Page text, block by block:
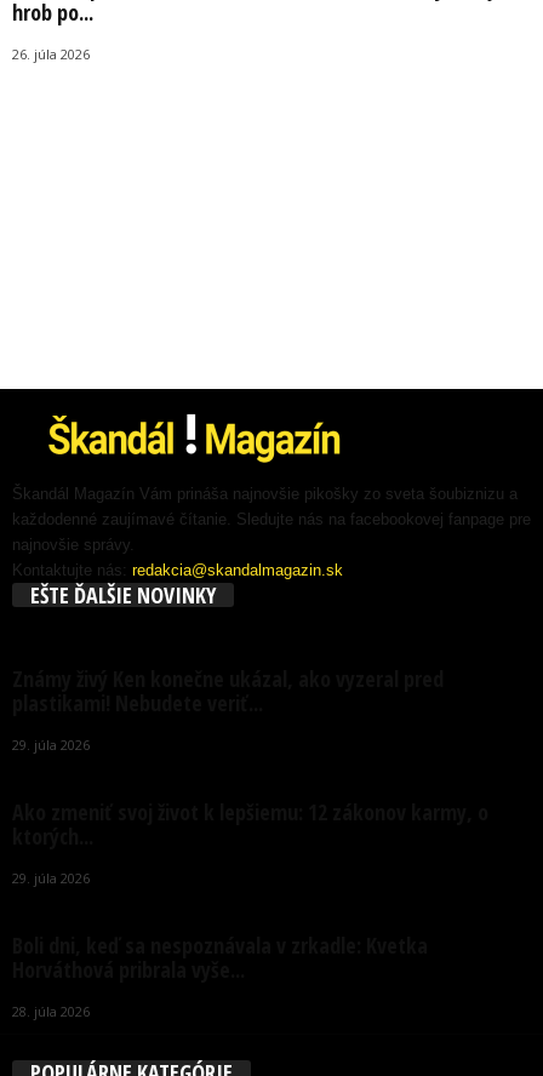
hrob po...
26. júla 2026
Škandál Magazín Vám prináša najnovšie pikošky zo sveta šoubiznizu a
každodenné zaujímavé čítanie. Sledujte nás na facebookovej fanpage pre
najnovšie správy.
Kontaktujte nás: redakcia@skandalmagazin.sk
EŠTE ĎALŠIE NOVINKY
29. júla 2026
29. júla 2026
28. júla 2026